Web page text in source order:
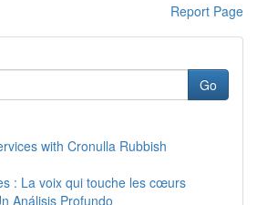
Report Page
Go
with Cronulla Rubbish
: La voix qui touche les cœurs
Análisis Profundo